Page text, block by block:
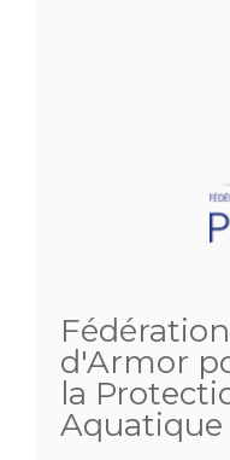
d'Armor
la
Aquatique